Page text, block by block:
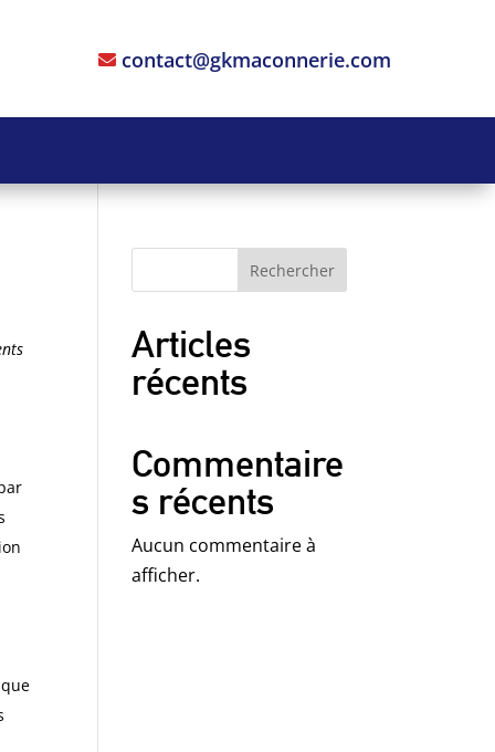
 contact@gkmaconnerie.com
Rechercher
Articles
récents
Commentaire
s récents
Aucun commentaire à
afficher.